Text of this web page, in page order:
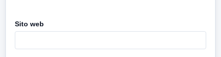
Sito web